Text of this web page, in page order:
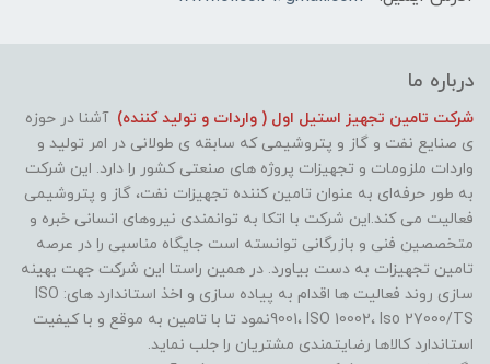
درباره ما
شرکت تامین تجهیز استیل اول ( واردات و تولید کننده) آشنا در حوزه
ی صنایع نفت و گاز و پتروشیمی که سابقه ی طولانی در امر تولید و
واردات ملزومات و تجهیزات پروژه های صنعتی کشور را دارد. این شرکت
به طور حرفه‌ای به عنوان تامین کننده تجهیزات نفت، گاز و پتروشیمی
فعالیت می کند.این شرکت با اتکا به توانمندی نیروهای انسانی خبره و
متخصصین فنی و بازرگانی توانسته است جایگاه مناسبی را در عرصه
تامین تجهیزات به دست بیاورد. در همین راستا این شرکت جهت بهینه
سازی روند فعالیت ها اقدام به پیاده سازی و اخذ استاندارد های: ISO
9001، ISO 10002، Iso 27000/TSنمود تا با تامین به موقع و با کیفیت
استاندارد کالاها رضایتمندی مشتریان را جلب نماید.